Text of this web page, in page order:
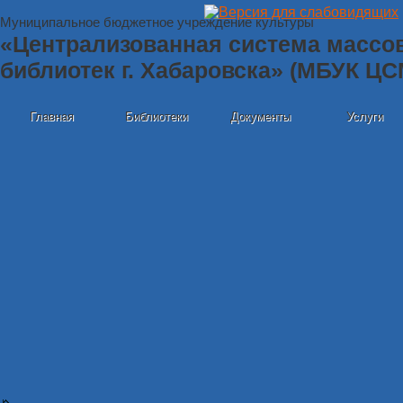
Муниципальное бюджетное учреждение культуры
«Централизованная система
библиотек г. Хабаровска» (МБУК
Главная Библиотеки Документы Услуги